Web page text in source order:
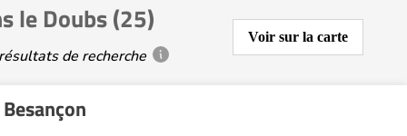
le Doubs (25)
de recherche
Voir sur la carte